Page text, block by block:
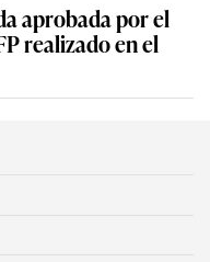
aprobada por el
realizado en el